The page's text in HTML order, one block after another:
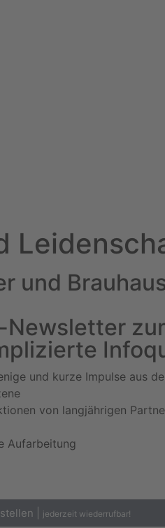
und
und kurze Impulse aus
von langjährigen
Aufarbeitung
| jederzeit wiederrufbar!